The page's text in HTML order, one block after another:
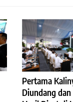
Pertama
Diundang